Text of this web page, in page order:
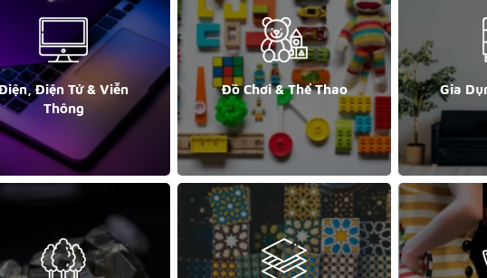
Điện Tử & Viễn
Thông
Đồ Chơi & Thể Thao Gia